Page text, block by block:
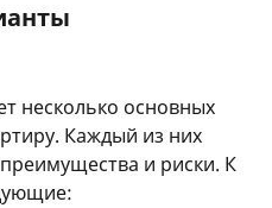
несколько основных
Каждый из них
и риски. К